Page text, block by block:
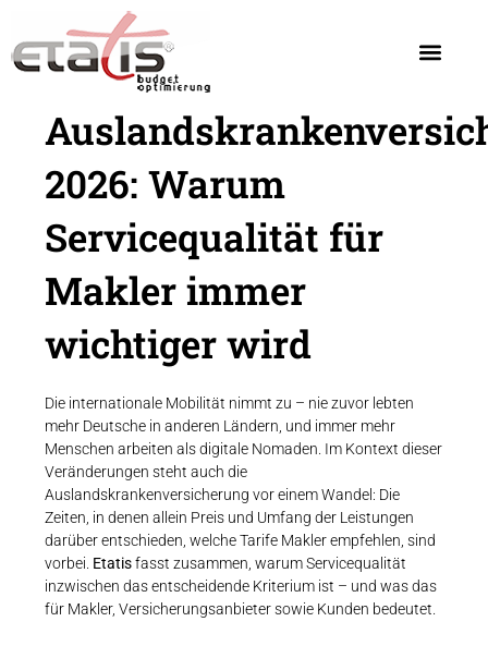
2026: Warum
Servicequalität für
Makler immer
wichtiger wird
Die internationale Mobilität nimmt zu – nie zuvor lebten
mehr Deutsche in anderen Ländern, und immer mehr
Menschen arbeiten als digitale Nomaden. Im Kontext dieser
Veränderungen steht auch die
Auslandskrankenversicherung vor einem Wandel: Die
Zeiten, in denen allein Preis und Umfang der Leistungen
darüber entschieden, welche Tarife Makler empfehlen, sind
vorbei. Etatisfasst zusammen, warum Servicequalität
inzwischen das entscheidende Kriterium ist – und was das
für Makler, Versicherungsanbieter sowie Kunden bedeutet.